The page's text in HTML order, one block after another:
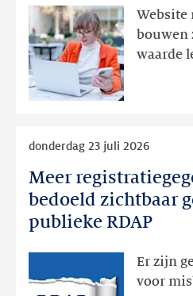
Website
bouwen
waarde
aanwezig,
actie
volgt
later
Meer
bedoeld zichtbaar
publieke RDAP
donderdag 23 juli 2026
Er zijn
voor
Meer
registratiegegevens
bedoeld
zichtbaar